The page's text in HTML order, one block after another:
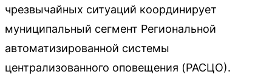
чрезвычайных ситуаций координирует
муниципальный сегмент Региональной
автоматизированной системы
централизованного оповещения (РАСЦО).